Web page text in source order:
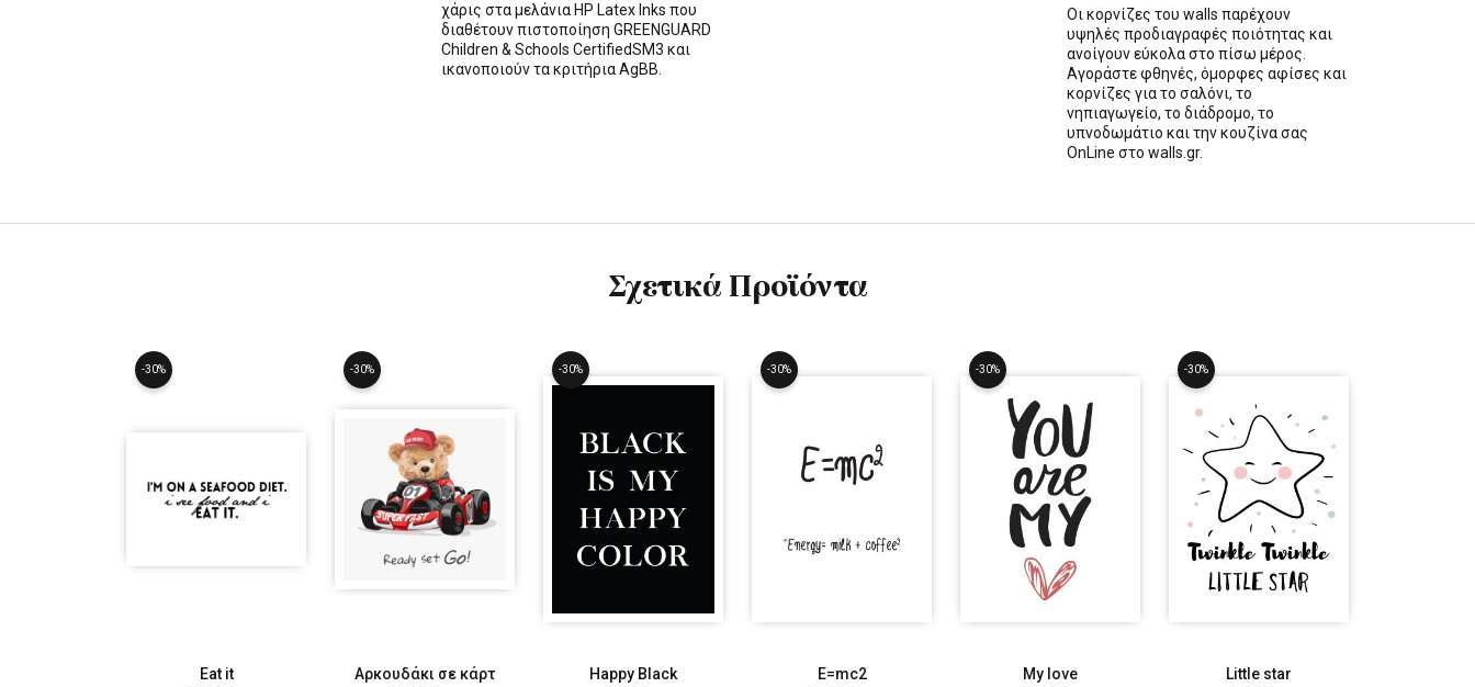
χάρις στα μελάνια HP Latex Inks που
διαθέτουν πιστοποίηση GREENGUARD
Children & Schools CertifiedSM3 και
ικανοποιούν τα κριτήρια AgBB.
Οι κορνίζες του walls παρέχουν
υψηλές προδιαγραφές ποιότητας και
ανοίγουν εύκολα στο πίσω μέρος.
Αγοράστε φθηνές, όμορφες αφίσες και
κορνίζες για το σαλόνι, το
νηπιαγωγείο, το διάδρομο, το
υπνοδωμάτιο και την κουζίνα σας
OnLine στο walls.gr.
Σχετικά Προϊόντα
-30%
Eat it
-30%
Αρκουδάκι σε κάρτ
-30%
Happy Black
-30%
E=mc2
-30%
My love
-30%
Little star